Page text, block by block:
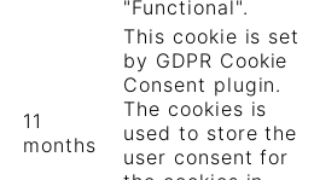
"Functional".
11
months
This cookie is set
by GDPR Cookie
Consent plugin.
The cookies is
used to store the
user consent for